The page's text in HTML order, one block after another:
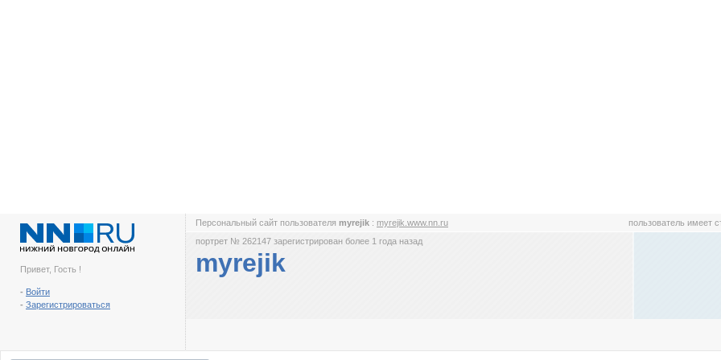
Привет, Гость !
- Войти
- Зарегистрироваться
Персональный сайт пользователя myrejik : myrejik.www.nn.ru пользователь имеет
портрет № 262147 зарегистрирован более 1 года назад
myrejik